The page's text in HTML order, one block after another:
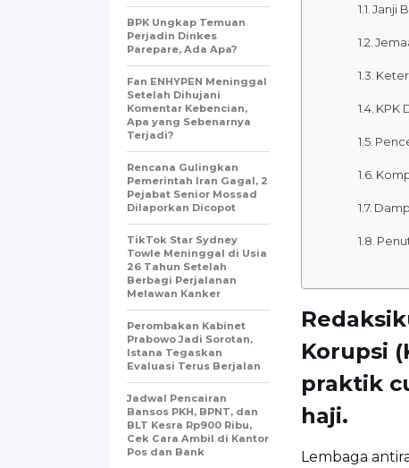
Janji
KPK
Korupsi
praktik
haji.
Lembaga
BPK Ungkap Temuan
Perjadin Dinkes
Parepare, Ada Apa?
Fan ENHYPEN Meninggal
Setelah Dihujani
Komentar Kebencian,
Apa yang Sebenarnya
Terjadi?
Rencana Gulingkan
Pemerintah Iran Gagal, 2
Pejabat Senior Mossad
Dilaporkan Dicopot
TikTok Star Sydney
Towle Meninggal di Usia
26 Tahun Setelah
Berbagi Perjalanan
Melawan Kanker
Perombakan Kabinet
Prabowo Jadi Sorotan,
Istana Tegaskan
Evaluasi Terus Berjalan
Jadwal Pencairan
Bansos PKH, BPNT, dan
BLT Kesra Rp900 Ribu,
Cek Cara Ambil di Kantor
Pos dan Bank